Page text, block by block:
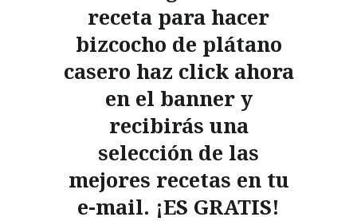
receta para hacer
bizcocho de plátano
casero haz click ahora
en el banner y
recibirás una
selección de las
mejores recetas en tu
e-mail. ¡ES GRATIS!